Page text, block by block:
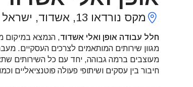
מקס נורדאו 13, אשדוד, ישראל
חלל עבודה אופן ואלי אשדוד
מגוון שירותים המותאמים לצרכים העסקיים.
מעוצבים ברמה גבוהה, יחד עם כל השירותים
חיבור בין עסקים ושיתופי פעולה פוטנציאליים